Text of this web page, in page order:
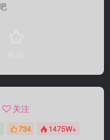
关注
734 1475W+